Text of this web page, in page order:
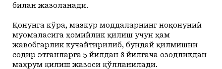
билан жазоланади.
Қонунга кўра, мазкур моддаларнинг ноқонуний
муомаласига ҳомийлик қилиш учун ҳам
жавобгарлик кучайтирилиб, бундай қилмишни
содир этганларга 5 йилдан 8 йилгача озодликдан
маҳрум қилиш жазоси қўлланилади.